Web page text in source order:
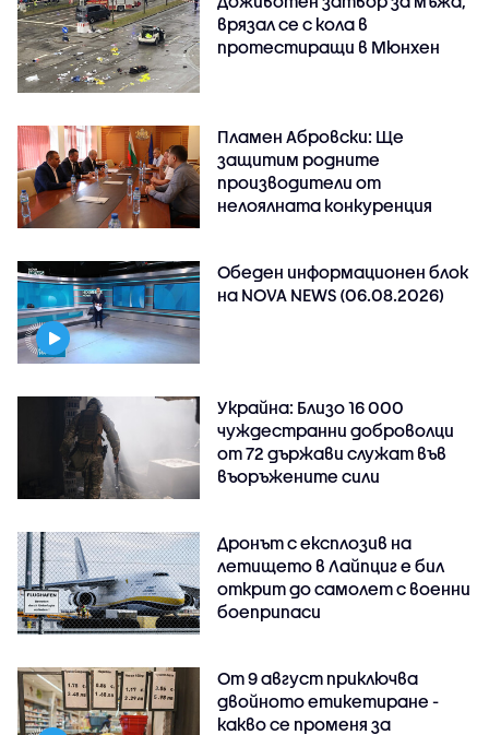
врязал се с кола в
протестиращи в Мюнхен
Пламен Абровски: Ще
защитим родните
производители от
нелоялната конкуренция
Обеден информационен блок
на NOVA NEWS (06.08.2026)
Украйна: Близо 16 000
чуждестранни доброволци
от 72 държави служат във
въоръжените сили
Дронът с експлозив на
летището в Лайпциг е бил
открит до самолет с военни
боеприпаси
От 9 август приключва
двойното етикетиране -
какво се променя за